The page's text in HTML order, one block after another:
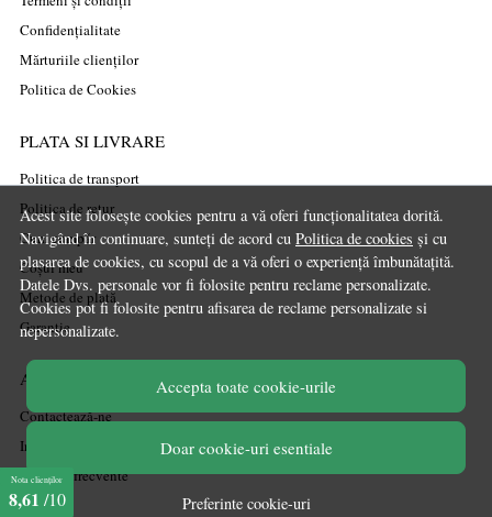
Acest site folosește cookies pentru a vă oferi funcționalitatea dorită.
Navigând în continuare, sunteți de acord cu Politica de cookies și cu
plasarea de cookies, cu scopul de a vă oferi o experiență îmbunătațită.
Datele Dvs. personale vor fi folosite pentru reclame personalizate.
Cookies pot fi folosite pentru afisarea de reclame personalizate si
nepersonalizate.
Accepta toate cookie-urile
Doar cookie-uri esentiale
Preferinte cookie-uri
Confidențialitate
Mărturiile clienților
Politica de Cookies
PLATA SI LIVRARE
Politica de transport
Politica de retur
Cum cumpăr
Coșul meu
Metode de plată
Garanție
ASISTENTA
Contactează-ne
Informatii legale
Întrebări frecvente
ANPC
Nota clienților
8,61 /10